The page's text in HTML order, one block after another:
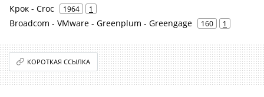
Крок - Croc 1964 1
Broadcom - VMware - Greenplum - Greengage 160 1
КОРОТКАЯ ССЫЛКА